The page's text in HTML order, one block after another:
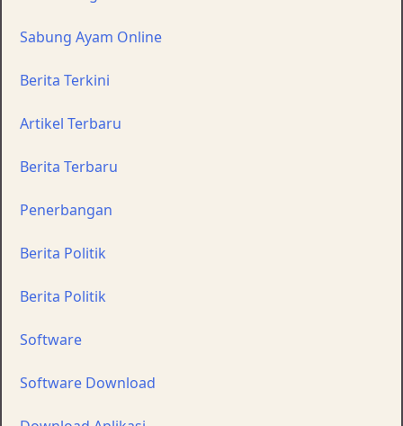
Sabung Ayam Online
Berita Terkini
Artikel Terbaru
Berita Terbaru
Penerbangan
Berita Politik
Berita Politik
Software
Software Download